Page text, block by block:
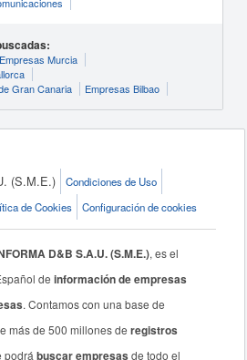
Empresas Murcia
Gran Canaria
Empresas Bilbao
(S.M.E.)
Condiciones de Uso
de Cookies Configuración de cookies
D&B S.A.U. (S.M.E.), es el
deinformación de empresas
. Contamos con una base de
más de 500 millones deregistros
podrábuscar empresas de todo el